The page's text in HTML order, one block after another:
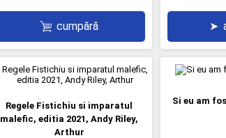
cumpără ➤
Regele Fistichiu si imparatul
malefic, editia 2021, Andy Riley,
Arthur
Si eu am